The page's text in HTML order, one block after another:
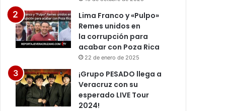
Lima Franco y «Pulpo»
Remes unidos en
la corrupción para
acabar con Poza Rica
22 de enero de 2025
¡Grupo PESADO llega a
Veracruz con su
esperado LIVE Tour
2024!